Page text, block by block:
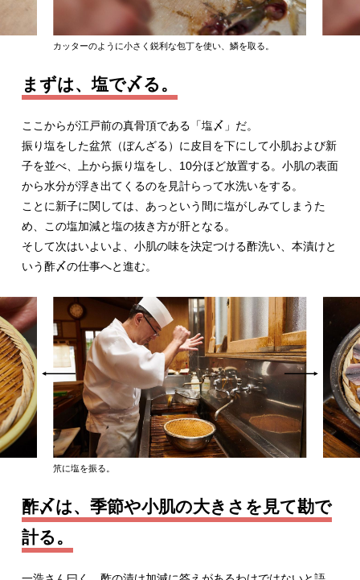
カッターのように小さく鋭利な包丁を使い、鱗を取る。
まずは、塩で〆る。
ここからが江戸前の真骨頂である「塩〆」だ。
振り塩をした盆笊（ぼんざる）に皮目を下にして小肌および新
子を並べ、上から振り塩をし、10分ほど放置する。小肌の表面
から水分が浮き出てくるのを見計らって水洗いをする。
ことに新子に関しては、あっという間に塩がしみてしまうた
め、この塩加減と塩の抜き方が肝となる。
そして次はいよいよ、小肌の味を決定つける酢洗い、本漬けと
いう酢〆の仕事へと進む。
笊に塩を振る。
酢〆は、季節や小肌の大きさを見て勘で
計る。